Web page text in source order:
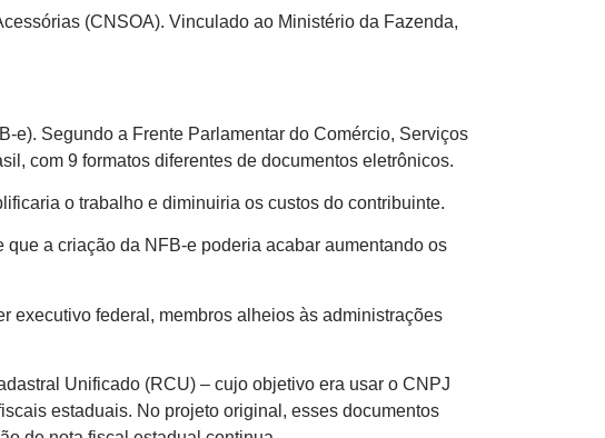
(CNSOA). Vinculado ao Ministério da Fazenda,
e). Segundo a Frente Parlamentar do Comércio, Serviços
com 9 formatos diferentes de documentos eletrônicos.
o trabalho e diminuiria os custos do contribuinte.
a criação da NFB-e poderia acabar aumentando os
executivo federal, membros alheios às administrações
Unificado (RCU) – cujo objetivo era usar o CNPJ
estaduais. No projeto original, esses documentos